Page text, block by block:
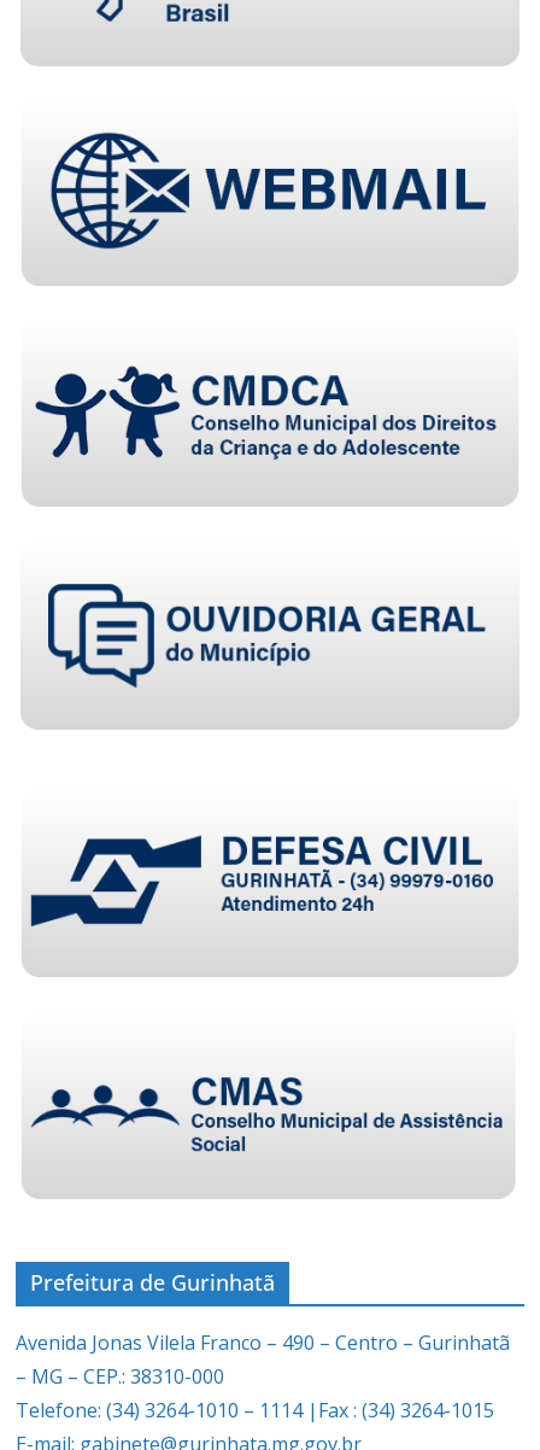
Prefeitura de Gurinhatã
Avenida Jonas Vilela Franco – 490 – Centro – Gurinhatã
– MG – CEP.: 38310-000
Telefone: (34) 3264-1010 – 1114 |Fax : (34) 3264-1015
E-mail: gabinete@gurinhata.mg.gov.br